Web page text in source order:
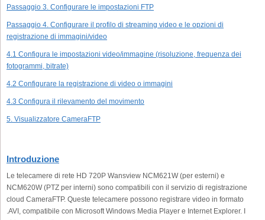
Passaggio 3. Configurare le impostazioni FTP
Passaggio 4. Configurare il profilo di streaming video e le opzioni di
registrazione di immagini/video
4.1 Configura le impostazioni video/immagine (risoluzione, frequenza dei
fotogrammi, bitrate)
4.2 Configurare la registrazione di video o immagini
4.3 Configura il rilevamento del movimento
5. Visualizzatore CameraFTP
Introduzione
Le telecamere di rete HD 720P Wansview NCM621W (per esterni) e
NCM620W (PTZ per interni) sono compatibili con il servizio di registrazione
cloud CameraFTP. Queste telecamere possono registrare video in formato
.AVI, compatibile con Microsoft Windows Media Player e Internet Explorer. I